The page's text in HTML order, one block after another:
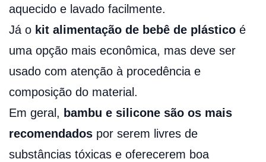
aquecido e lavado facilmente.
Já o kit alimentação de bebê de plástico é
uma opção mais econômica, mas deve ser
usado com atenção à procedência e
composição do material.
Em geral, bambu e silicone são os mais
recomendados por serem livres de
substâncias tóxicas e oferecerem boa